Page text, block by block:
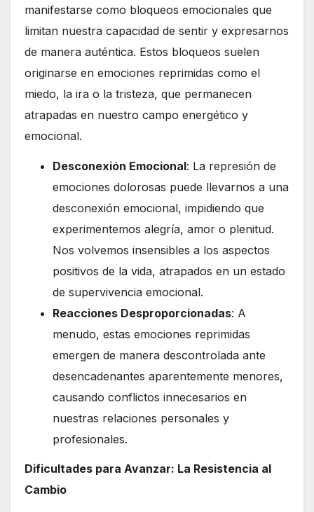
manifestarse como bloqueos emocionales que
limitan nuestra capacidad de sentir y expresarnos
de manera auténtica. Estos bloqueos suelen
originarse en emociones reprimidas como el
miedo, la ira o la tristeza, que permanecen
atrapadas en nuestro campo energético y
emocional.
Desconexión Emocional: La represión de
emociones dolorosas puede llevarnos a una
desconexión emocional, impidiendo que
experimentemos alegría, amor o plenitud.
Nos volvemos insensibles a los aspectos
positivos de la vida, atrapados en un estado
de supervivencia emocional.
Reacciones Desproporcionadas: A
menudo, estas emociones reprimidas
emergen de manera descontrolada ante
desencadenantes aparentemente menores,
causando conflictos innecesarios en
nuestras relaciones personales y
profesionales.
Dificultades para Avanzar: La Resistencia al
Cambio